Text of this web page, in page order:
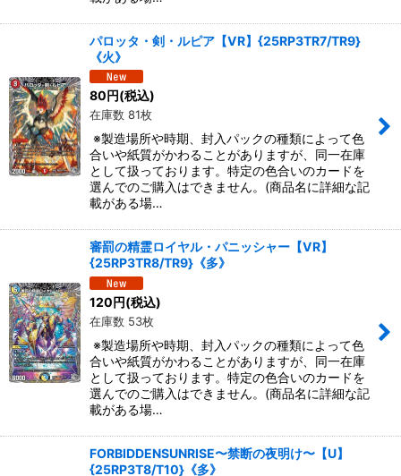
パロッタ・剣・ルピア【VR】{25RP3TR7/TR9}
《火》
80円(税込)
在庫数 81枚
※製造場所や時期、封入パックの種類によって色
合いや紙質がかわることがありますが、同一在庫
として扱っております。特定の色合いのカードを
選んでのご購入はできません。(商品名に詳細な記
載がある場…
審罰の精霊ロイヤル・パニッシャー【VR】
{25RP3TR8/TR9}《多》
120円(税込)
在庫数 53枚
※製造場所や時期、封入パックの種類によって色
合いや紙質がかわることがありますが、同一在庫
として扱っております。特定の色合いのカードを
選んでのご購入はできません。(商品名に詳細な記
載がある場…
FORBIDDENSUNRISE〜禁断の夜明け〜【U】
{25RP3T8/T10}《多》